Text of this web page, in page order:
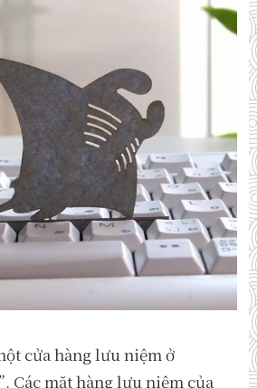
cửa hàng lưu niệm ở
Các mặt hàng lưu niệm của